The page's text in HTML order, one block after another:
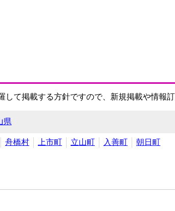
て掲載する方針ですので、新規掲載や情報
県
舟橋村 上市町 立山町 入善町 朝日町